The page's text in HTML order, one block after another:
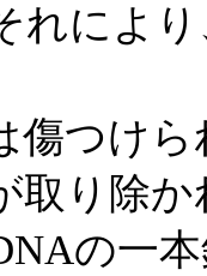
れによ
傷つけ
取り除
の一